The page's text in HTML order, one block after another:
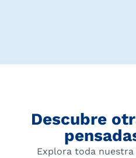
Descubre
Explora toda